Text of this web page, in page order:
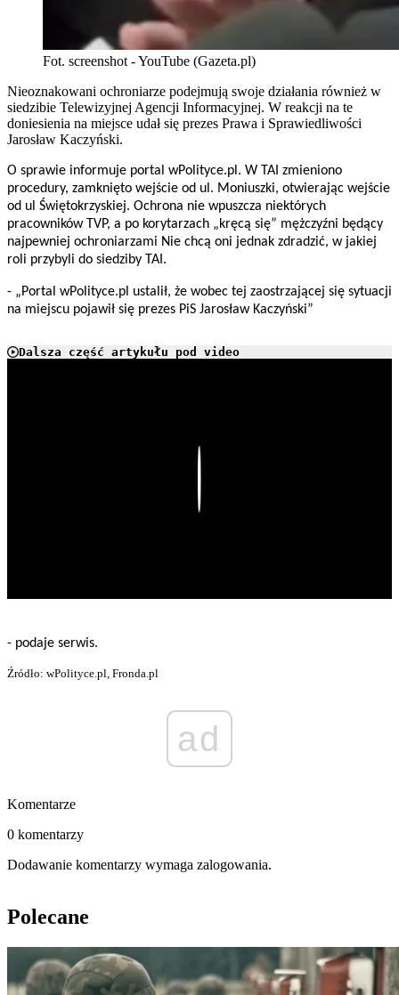
Fot. screenshot - YouTube (Gazeta.pl)
Nieoznakowani ochroniarze podejmują swoje działania również w
siedzibie Telewizyjnej Agencji Informacyjnej. W reakcji na te
doniesienia na miejsce udał się prezes Prawa i Sprawiedliwości
Jarosław Kaczyński.
O sprawie informuje portal wPolityce.pl. W TAI zmieniono
procedury, zamknięto wejście od ul. Moniuszki, otwierając wejście
od ul Świętokrzyskiej. Ochrona nie wpuszcza niektórych
pracowników TVP, a po korytarzach „kręcą się” mężczyźni będący
najpewniej ochroniarzami Nie chcą oni jednak zdradzić, w jakiej
roli przybyli do siedziby TAI.
- „Portal wPolityce.pl ustalił, że wobec tej zaostrzającej się sytuacji
na miejscu pojawił się prezes PiS Jarosław Kaczyński”
Dalsza część artykułu pod video
- podaje serwis.
Źródło: wPolityce.pl, Fronda.pl
ad
Komentarze
0 komentarzy
Dodawanie komentarzy wymaga zalogowania.
Polecane